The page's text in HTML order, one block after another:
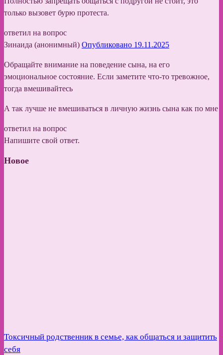
только вызовет бурю протеста.
ответил на вопрос
Зинаида (анонимный) Опубликовано 19.11.2025
Обращайте внимание на поведение сына, на его
эмоциональное состояние. Если заметите что-то тревожное,
тогда вмешивайтесь
А так лучше не вмешиваться в личную жизнь сына как по мне
ответил на вопрос
Напишите свой ответ.
Новое
Токсичный родственник в семье, как общаться и защитить
себя